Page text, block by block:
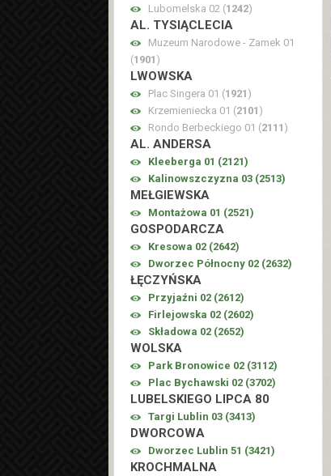
Lubomelska 02 (1242)
AL. TYSIĄCLECIA
Muzeum Narodowe - Zamek 01
(1901 )
LWOWSKA
Plac Singera 01 (1921 )
Krzemieniecka 01 (2101 )
Rondo Berbeckiego 01 (2111 )
AL. ANDERSA
Kleeberga 01 (2121)
Kalinowszczyzna 03 (2513)
MEŁGIEWSKA
Montażowa 01 (2521)
GOSPODARCZA
Kresowa 02 (2642)
Dworzec Północny 02 (2632)
ŁĘCZYŃSKA
Przyjaźni 02 (2612)
Firlejowska 02 (2602)
Składowa 02 (2652)
WOLSKA
Park Bronowice 02 (3112)
Plac Bychawski 02 (3702)
LUBELSKIEGO LIPCA 80
Targi Lublin 03 (3413)
DWORCOWA
Dworzec Lublin 51 (3421)
KROCHMALNA